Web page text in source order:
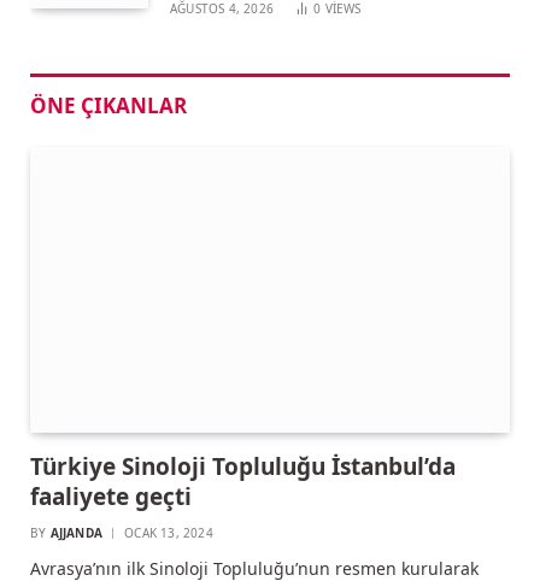
AĞUSTOS 4, 2026 0 VIEWS
ÖNE ÇIKANLAR
Türkiye Sinoloji Topluluğu İstanbul’da
faaliyete geçti
BY AJJANDA OCAK 13, 2024
Avrasya’nın ilk Sinoloji Topluluğu’nun resmen kurularak